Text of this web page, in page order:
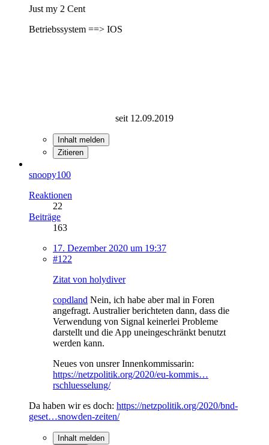
Just my 2 Cent
Betriebssystem ==> IOS
seit 12.09.2019
Inhalt melden
Zitieren
snoopy100
Reaktionen
22
Beiträge
163
17. Dezember 2020 um 19:37
#122
Zitat von holydiver
copdland Nein, ich habe aber mal in Foren
angefragt. Australier berichteten dann, dass die
Verwendung von Signal keinerlei Probleme
darstellt und die App uneingeschränkt benutzt
werden kann.
Neues von unsrer Innenkommissarin:
https://netzpolitik.org/2020/eu-kommis…
rschluesselung/
Da haben wir es doch: https://netzpolitik.org/2020/bnd-
geset…snowden-zeiten/
Inhalt melden